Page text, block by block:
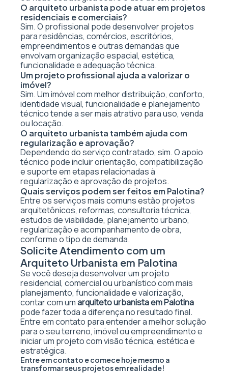
O arquiteto urbanista pode atuar em projetos
residenciais e comerciais?
Sim. O profissional pode desenvolver projetos
para residências, comércios, escritórios,
empreendimentos e outras demandas que
envolvam organização espacial, estética,
funcionalidade e adequação técnica.
Um projeto profissional ajuda a valorizar o
imóvel?
Sim. Um imóvel com melhor distribuição, conforto,
identidade visual, funcionalidade e planejamento
técnico tende a ser mais atrativo para uso, venda
ou locação.
O arquiteto urbanista também ajuda com
regularização e aprovação?
Dependendo do serviço contratado, sim. O apoio
técnico pode incluir orientação, compatibilização
e suporte em etapas relacionadas à
regularização e aprovação de projetos.
Quais serviços podem ser feitos em Palotina?
Entre os serviços mais comuns estão projetos
arquitetônicos, reformas, consultoria técnica,
estudos de viabilidade, planejamento urbano,
regularização e acompanhamento de obra,
conforme o tipo de demanda.
Solicite Atendimento com um
Arquiteto Urbanista em Palotina
Se você deseja desenvolver um projeto
residencial, comercial ou urbanístico com mais
planejamento, funcionalidade e valorização,
contar com umarquiteto urbanista em Palotina
pode fazer toda a diferença no resultado final.
Entre em contato para entender a melhor solução
para o seu terreno, imóvel ou empreendimento e
iniciar um projeto com visão técnica, estética e
estratégica.
Entre em contato e comece hoje mesmo a
transformar seus projetos em realidade!